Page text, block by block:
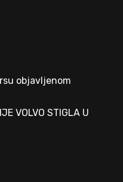
objavljenom
VOLVO STIGLA U